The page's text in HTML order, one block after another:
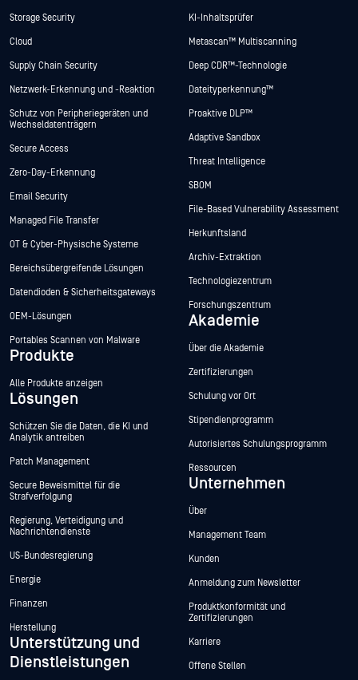
Storage Security
Cloud
Supply Chain Security
Netzwerk-Erkennung und -Reaktion
Schutz von Peripheriegeräten und
Wechseldatenträgern
Secure Access
Zero-Day-Erkennung
Email Security
Managed File Transfer
OT & Cyber-Physische Systeme
Bereichsübergreifende Lösungen
Datendioden & Sicherheitsgateways
OEM-Lösungen
Portables Scannen von Malware
Produkte
Alle Produkte anzeigen
Lösungen
Schützen Sie die Daten, die KI und
Analytik antreiben
Patch Management
Secure Beweismittel für die
Strafverfolgung
Regierung, Verteidigung und
Nachrichtendienste
US-Bundesregierung
Energie
Finanzen
Herstellung
Unterstützung und
Dienstleistungen
KI-Inhaltsprüfer
Metascan™ Multiscanning
Deep CDR™-Technologie
Dateityperkennung™
Proaktive DLP™
Adaptive Sandbox
Threat Intelligence
SBOM
File-Based Vulnerability Assessment
Herkunftsland
Archiv-Extraktion
Technologiezentrum
Forschungszentrum
Akademie
Über die Akademie
Zertifizierungen
Schulung vor Ort
Stipendienprogramm
Autorisiertes Schulungsprogramm
Ressourcen
Unternehmen
Über
Management Team
Kunden
Anmeldung zum Newsletter
Produktkonformität und
Zertifizierungen
Karriere
Offene Stellen